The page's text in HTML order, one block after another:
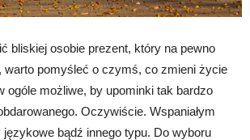
bliskiej osobie prezent, który na pewno
warto pomyśleć o czymś, co zmieni życie
ogóle możliwe, by upominki tak bardzo
Oczywiście. Wspaniałym
językowe bądź innego typu. Do wyboru